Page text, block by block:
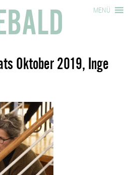
MENÜ
Oktober 2019, Inge